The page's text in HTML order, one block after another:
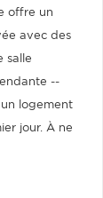
offre un
avec des
salle
--
logement
jour. À ne